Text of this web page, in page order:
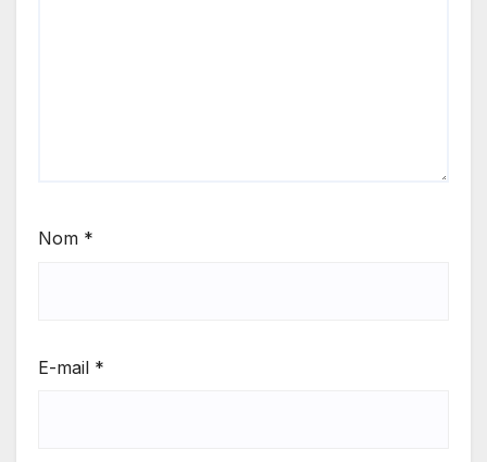
Nom *
E-mail *